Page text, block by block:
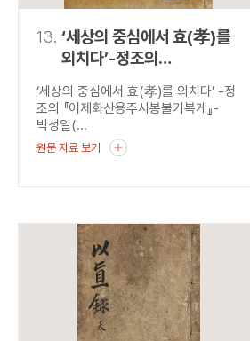
13. ‘세상의 중심에서 효(孝)를
외치다’-정조의
『어제화산용주사봉불기복게
』-
‘세상의 중심에서 효(孝)를 외치다’ -정
조의 『어제화산용주사봉불기복게』-
박성일(...
원문 자료 보기